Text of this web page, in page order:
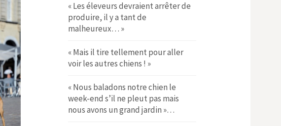
« Les éleveurs devraient arrêter de
produire, il y a tant de
malheureux… »
« Mais il tire tellement pour aller
voir les autres chiens ! »
« Nous baladons notre chien le
week-end s’il ne pleut pas mais
nous avons un grand jardin »…